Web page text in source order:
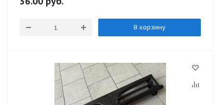
В корзину